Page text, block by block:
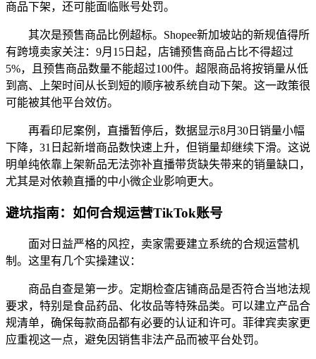
商品下架，还可能面临账号处罚。
其次是预售商品比例超标。Shopee新加坡站的新规值得所
有跨境卖家关注：9月15日起，店铺预售商品占比不得超过
5%，且预售商品数量不能超过100件。超限商品将按销量从低
到高、上架时间从长到短的顺序被系统自动下架。这一政策很
可能被其他平台效仿。
再看印尼案例，直播暂停后，数据显示8月30日销量小幅
下降，31日起新增商品数快速上升，但销量却继续下滑。这说
明单纯依靠上架新品无法弥补直播带货缺失带来的销量缺口，
尤其是对依赖直播的中小微企业影响更大。
避坑指南：如何合规运营TikTok账号
面对日益严格的风控，卖家需要建立系统的合规运营机
制。这里有几个实操建议：
商品自查是第一步。定期检查店铺商品是否符合当地法规
要求，特别是食品药品、化妆品等特殊品类。可以建立产品合
规清单，确保每款商品都有必要的认证和许可。菲律宾卖家更
应重视这一点，避免因销售非法产品而被平台处罚。